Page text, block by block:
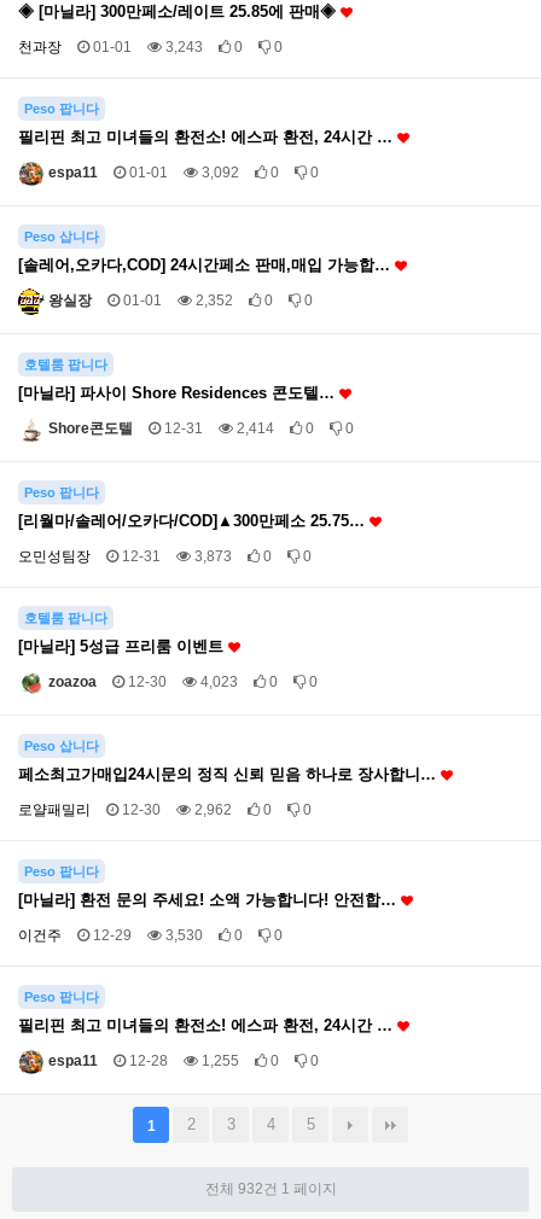
◈ [마닐라] 300만페소/레이트 25.85에 판매◈
천과장 01-01 3,243 0 0
Peso 팝니다
필리핀 최고 미녀들의 환전소! 에스파 환전, 24시간 …
espa11 01-01 3,092 0 0
Peso 삽니다
[솔레어,오카다,COD] 24시간페소 판매,매입 가능합…
왕실장 01-01 2,352 0 0
호텔룸 팝니다
[마닐라] 파사이 Shore Residences 콘도텔…
Shore콘도텔 12-31 2,414 0 0
Peso 팝니다
[리월마/솔레어/오카다/COD]▲300만페소 25.75…
오민성팀장 12-31 3,873 0 0
호텔룸 팝니다
[마닐라] 5성급 프리룸 이벤트
zoazoa 12-30 4,023 0 0
Peso 삽니다
페소최고가매입24시문의 정직 신뢰 믿음 하나로 장사합니…
로얄패밀리 12-30 2,962 0 0
Peso 팝니다
[마닐라] 환전 문의 주세요! 소액 가능합니다! 안전합…
이건주 12-29 3,530 0 0
Peso 팝니다
필리핀 최고 미녀들의 환전소! 에스파 환전, 24시간 …
espa11 12-28 1,255 0 0
1 2 3 4 5
전체 932건 1 페이지